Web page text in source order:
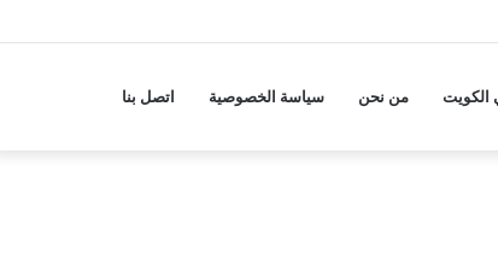
الكويت من نحن سياسة الخصوصية اتصل بنا